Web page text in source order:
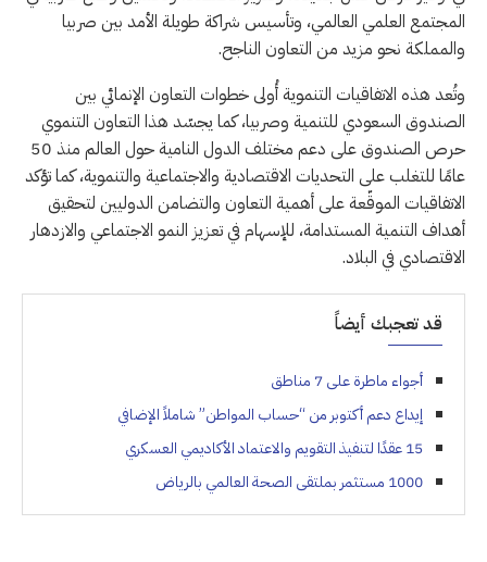
المجتمع العلمي العالمي، وتأسيس شراكة طويلة الأمد بين صربيا
والمملكة نحو مزيد من التعاون الناجح.
وتُعد هذه الاتفاقيات التنموية أُولى خطوات التعاون الإنمائي بين
الصندوق السعودي للتنمية وصربيا، كما يجسّد هذا التعاون التنموي
حرص الصندوق على دعم مختلف الدول النامية حول العالم منذ 50
عامًا للتغلب على التحديات الاقتصادية والاجتماعية والتنموية، كما تؤكد
الاتفاقيات الموقّعة على أهمية التعاون والتضامن الدوليين لتحقيق
أهداف التنمية المستدامة، للإسهام في تعزيز النمو الاجتماعي والازدهار
الاقتصادي في البلاد.
قد تعجبك أيضاً
أجواء ماطرة على 7 مناطق
إيداع دعم أكتوبر من “حساب المواطن” شاملاً الإضافي
15 عقدًا لتنفيذ التقويم والاعتماد الأكاديمي العسكري
1000 مستثمر بملتقى الصحة العالمي بالرياض